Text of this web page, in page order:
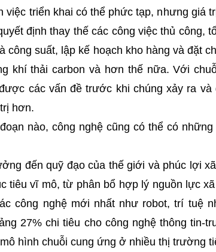
việc triển khai có thể phức tạp, nhưng giá
định thay thế các công việc thủ công,
công suất, lập kế hoạch kho hàng và đặt
khí thải carbon và hơn thế nữa. Với
các vấn đề trước khi chúng xảy ra
hơn.
nào, công nghệ cũng có thể có
đến quỹ đạo của thế giới và phúc lợi
tiêu vĩ mô, từ phân bổ hợp lý nguồn lực
công nghệ mới nhất như robot, trí tuệ
27% chi tiêu cho công nghệ thông tin-
hình chuỗi cung ứng ở nhiều thị trường